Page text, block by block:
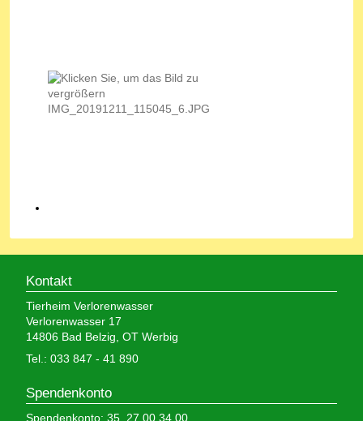
Kontakt
Tierheim Verlorenwasser
Verlorenwasser 17
14806 Bad Belzig, OT Werbig
Tel.: 033 847 - 41 890
Spendenkonto
Spendenkonto: 35 27 00 34 00